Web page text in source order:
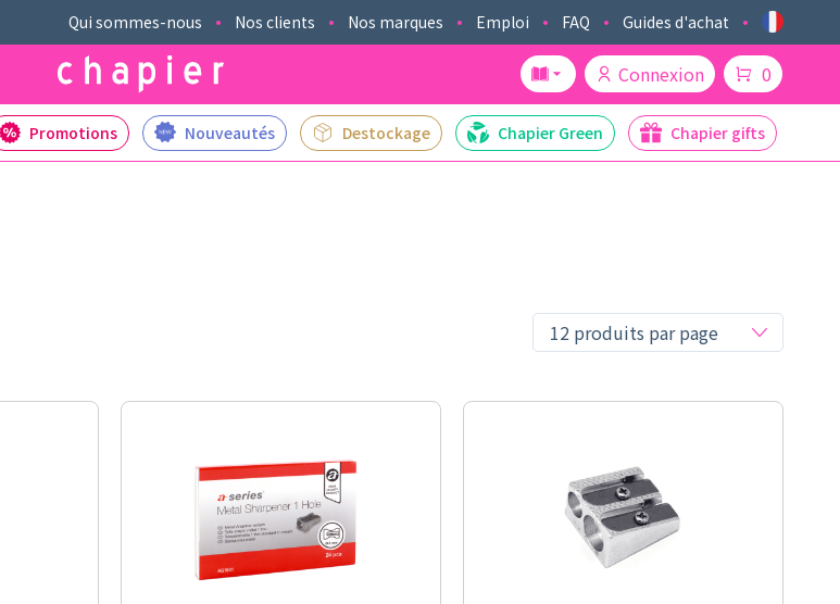
Qui sommes-nous Nos clients Nos marques Emploi FAQ Guides d'achat
Connexion 0
Promotions Nouveautés Destockage Chapier Green Chapier gifts